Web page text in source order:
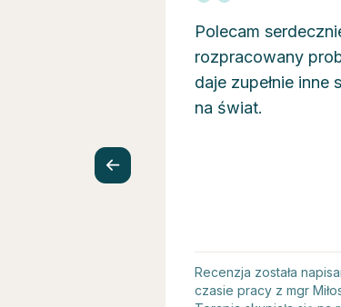
Polecam
rozpracowany
daje zupełnie inne
na świat.
Recenzja została
czasie pracy z mgr